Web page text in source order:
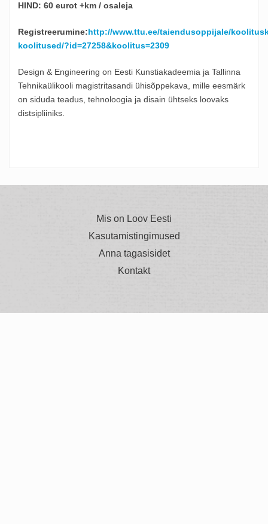
HIND: 60 eurot +km / osaleja
Registreerumine:http://www.ttu.ee/taiendusoppijale/
koolitused/?id=27258&koolitus=2309
Design & Engineering on Eesti Kunstiakadeemia ja Tallinna
Tehnikaülikooli magistritasandi ühisõppekava, mille eesmärk
on siduda teadus, tehnoloogia ja disain ühtseks loovaks
distsipliiniks.
Mis on Loov Eesti
Kasutamistingimused
Anna tagasisidet
Kontakt